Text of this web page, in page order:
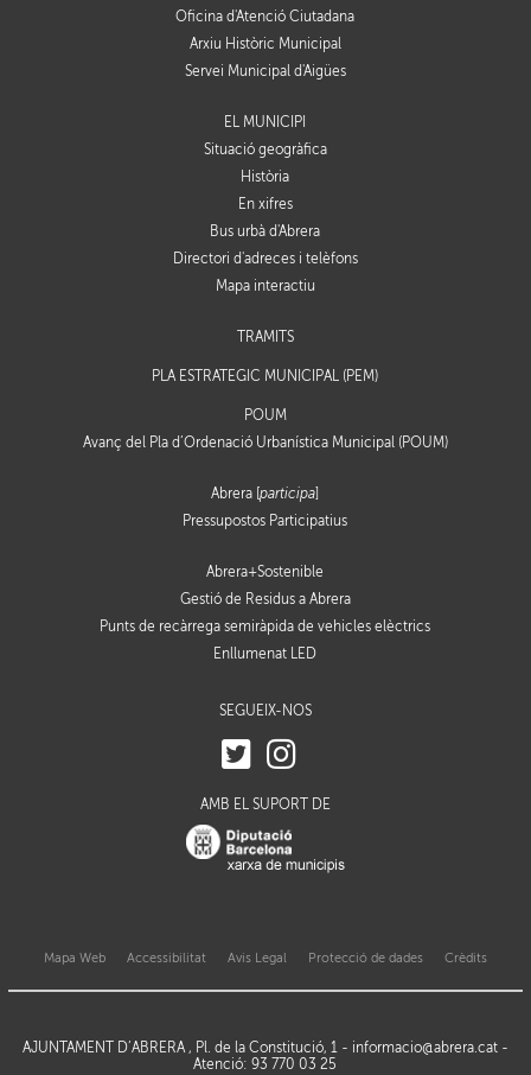
Oficina d'Atenció Ciutadana
Arxiu Històric Municipal
Servei Municipal d'Aigües
EL MUNICIPI
Situació geogràfica
Història
En xifres
Bus urbà d'Abrera
Directori d'adreces i telèfons
Mapa interactiu
TRÀMITS
PLA ESTRATÈGIC MUNICIPAL (PEM)
POUM
Avanç del Pla d’Ordenació Urbanística Municipal (POUM)
Abrera [participa
Pressupostos Participatius
Abrera+Sostenible
Gestió de Residus a Abrera
Punts de recàrrega semiràpida de vehicles elèctrics
Enllumenat LED
SEGUEIX-NOS
AMB EL SUPORT DE
Mapa Web Accessibilitat Avis Legal Protecció de dades Crèdits
AJUNTAMENT D’ABRERA , Pl. de la Constitució, 1 - informacio@abrera.cat-
Atenció: 93 770 03 25